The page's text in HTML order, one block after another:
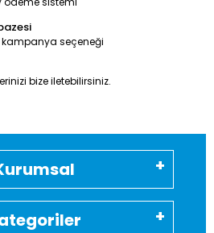
kampanya seçeneği
bize iletebilirsiniz.